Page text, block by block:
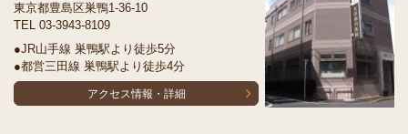
東京都豊島区巣鴨1-36-10
TEL 03-3943-8109
●JR山手線 巣鴨駅より徒歩5分
●都営三田線 巣鴨駅より徒歩4分
アクセス情報・詳細